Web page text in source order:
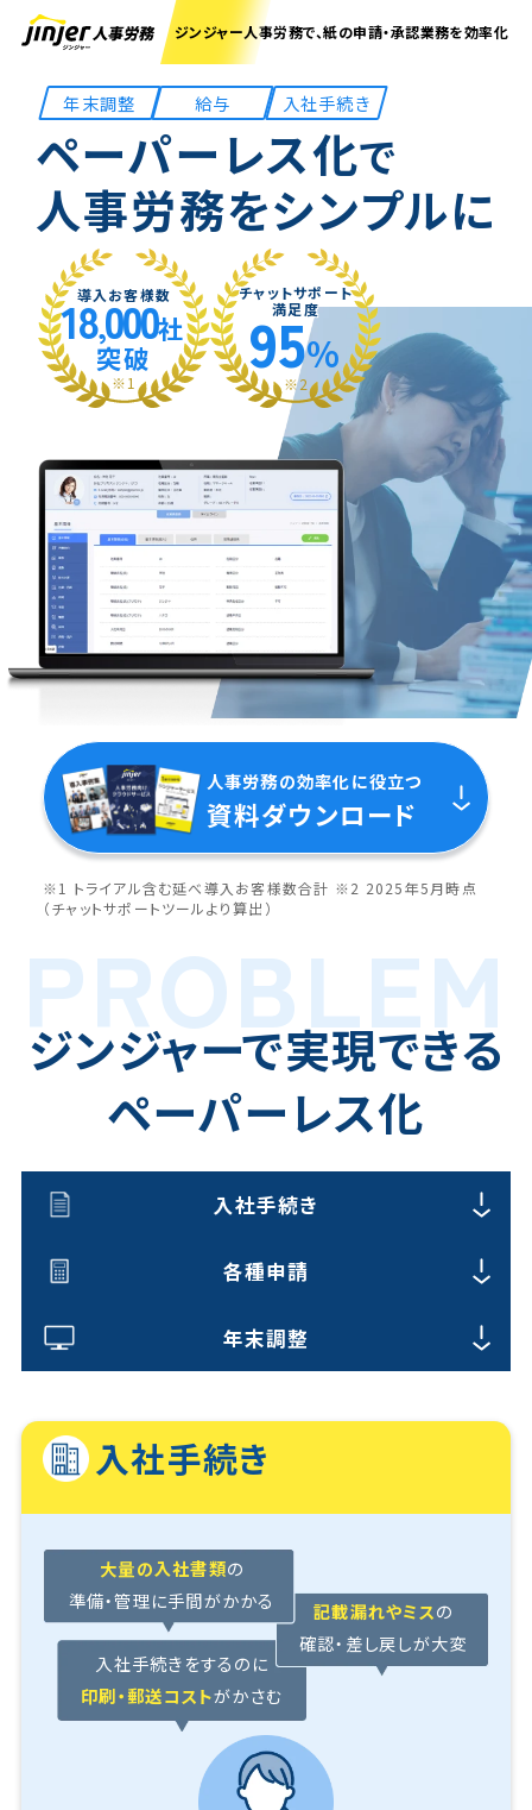
ジンジャー人事労務で、紙の申請・承認業務を効率化
年末調整 給与 入社手続き
ペーパーレス化で
人事労務をシンプルに
導入お客様数
18,000社
突破
※1
チャットサポート
満足度
95%
※2
人事労務の効率化に役立つ
資料ダウンロード
※1 トライアル含む延べ導入お客様数合計 ※2 2025年5月時点
（チャットサポートツールより算出）
PROBLEM
ジンジャーで実現できる
ペーパーレス化
入社手続き
各種申請
年末調整
入社手続き
大量の入社書類の
準備・管理に手間がかかる
記載漏れやミスの
確認・差し戻しが大変
入社手続きをするのに
印刷・郵送コストがかさむ